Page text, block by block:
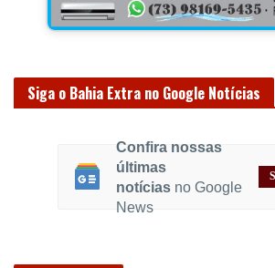
Siga o Bahia Extra no Google Notícias
Confira nossas
últimas
notíciasno Google
News